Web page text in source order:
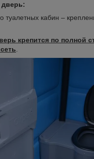
дверь:
туалетных кабин –
крепится по полной
.